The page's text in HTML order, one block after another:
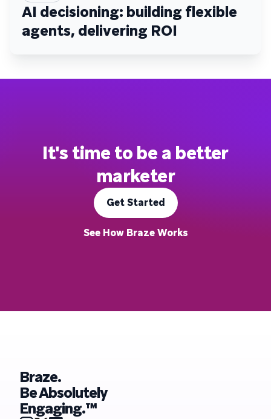
AI decisioning: building flexible
agents, delivering ROI
It's time to be a better
marketer
Get Started
See How Braze Works
Braze.
Be Absolutely
Engaging.™